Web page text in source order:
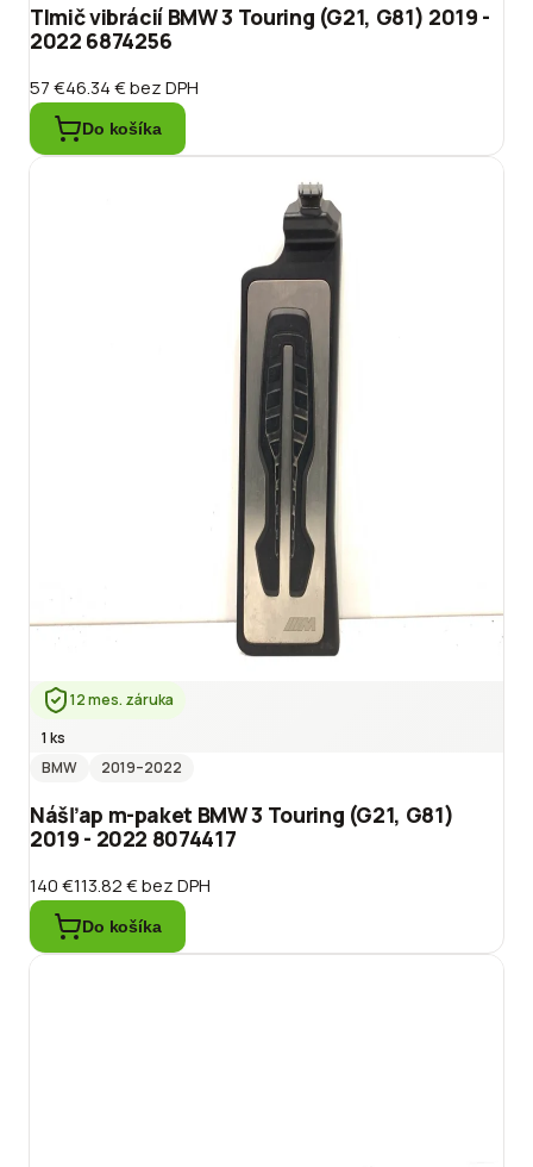
Tlmič vibrácií BMW 3 Touring (G21, G81) 2019 -
2022 6874256
57 €46.34 €bez DPH
Do košíka
12 mes. záruka
1 ks
BMW
2019–2022
Nášľap m-paket BMW 3 Touring (G21, G81)
2019 - 2022 8074417
140 €113.82 €bez DPH
Do košíka